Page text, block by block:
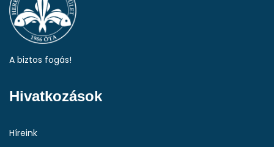
A biztos fogás!
Hivatkozások
Híreink